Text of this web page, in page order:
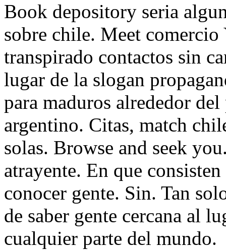
Book depository seri­a
sobre chile. Meet
transpirado contactos sin
lugar de la slogan
para maduros alrededor
argentino. Citas, match
solas. Browse and seek
atrayente. En que
conocer gente. Sin. Tan
de saber gente cercana al
cualquier parte del mundo.